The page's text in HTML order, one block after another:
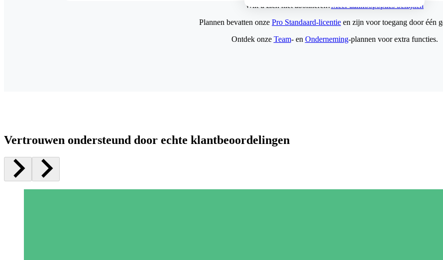
Wilt u zich niet abonneren?Meer aankoopopties bekijken
Plannen bevatten onze Pro Standaard-licentie en zijn voor toegang door één
Ontdek onze Team- en Onderneming-plannen voor extra functies.
Vertrouwen ondersteund door echte klantbeoordelingen